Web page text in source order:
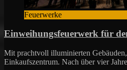
Feuerwerke
Einweihungsfeuerwerk für
Mit prachtvoll illuminierten
Einkaufszentrum. Nach über vier